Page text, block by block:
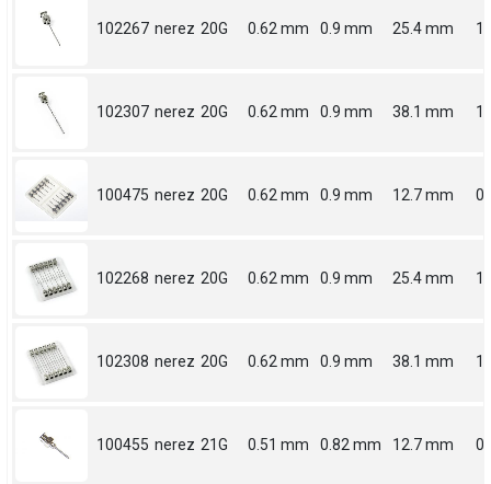
102267 nerez 20G 0.62 mm 0.9 mm 25.4 mm 1
102307 nerez 20G 0.62 mm 0.9 mm 38.1 mm
100475 nerez 20G 0.62 mm 0.9 mm 12.7 mm
102268 nerez 20G 0.62 mm 0.9 mm 25.4 mm 1
102308 nerez 20G 0.62 mm 0.9 mm 38.1 mm
100455 nerez 21G 0.51 mm 0.82 mm 12.7 mm